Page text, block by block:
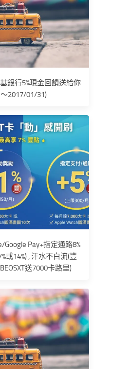
銀行5%現金回饋送給你
2017/01/31)
Pay+指定通路8%
或14%) , 汗水不白流(豐
送7000卡路里)